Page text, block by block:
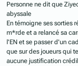
Personne ne dit que
abyssale
En témoigne ses sorties
m*rde et a relancé sa
l'EN et se passer d'un
que sur des joueurs qui
aucune justification